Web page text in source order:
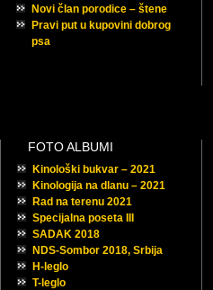
Novi član porodice – štene
Pravi put u kupovini dobrog
psa
FOTO ALBUMI
Kinološki bukvar – 2021
Kinologija na dlanu – 2021
Rad na terenu 2021
Specijalna poseta III
SADAK 2018
NDS-Sombor 2018, Srbija
H-leglo
T-leglo